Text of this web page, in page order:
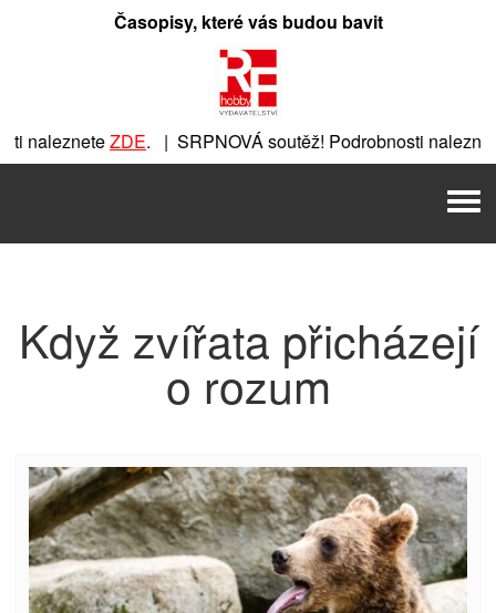
Časopisy, které vás budou bavit
nalezneteZDE. | SRPNOVÁ soutěž! Podrobnosti
. |
Když zvířata přicházejí
o rozum